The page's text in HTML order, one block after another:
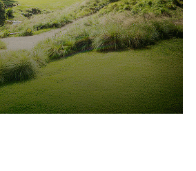
una ley pionera de la
entre públicos y privados que
a nuestra actividad. Y que la
una de las industrias más